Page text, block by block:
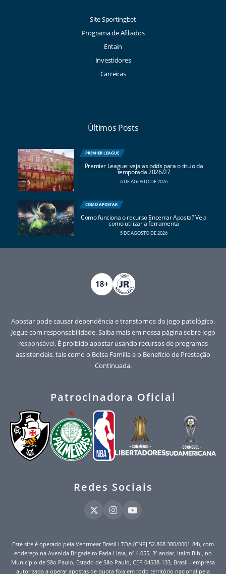
Site Sportingbet
Programa de Afiliados
Entain
Investidores
Carreiras
Últimos Posts
PREMIER LEAGUE
Premier League: veja as odds para o título da
temporada 2026/27
6 DE AGOSTO DE 2026
COMO APOSTAR
Como funciona o recurso Encerrar Aposta? Veja
como utilizar a ferramenta
5 DE AGOSTO DE 2026
Apostar pode causar dependência e transtornos do jogo patológico.
Jogue com responsabilidade. Saiba mais em nossa página sobre jogo
responsável. É proibido apostar usando recursos de programas
assistenciais, tais como o Bolsa Família e o Benefício de Prestação
Continuada.
Patrocinadora Oficial
Redes Sociais
Este site é operado pela Ventmear Brasil LTDA (CNPJ 52.868.380/0001-84), com
endereço na Avenida Brigadeiro Faria Lima, nº 4.055, 3º andar, Itaim Bibi, no
Município de São Paulo, Estado de São Paulo, CEP 04538-133, Brasil - empresa
autorizada a operar apostas de quota fixa em todo território nacional pela